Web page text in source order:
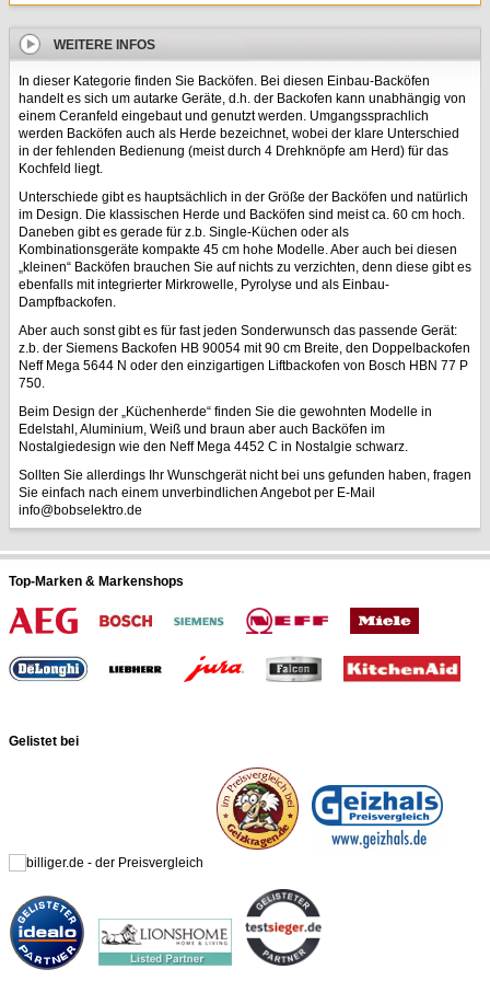
WEITERE INFOS
In dieser Kategorie finden Sie Backöfen. Bei diesen Einbau-Backöfen
handelt es sich um autarke Geräte, d.h. der Backofen kann unabhängig von
einem Ceranfeld eingebaut und genutzt werden. Umgangssprachlich
werden Backöfen auch als Herde bezeichnet, wobei der klare Unterschied
in der fehlenden Bedienung (meist durch 4 Drehknöpfe am Herd) für das
Kochfeld liegt.
Unterschiede gibt es hauptsächlich in der Größe der Backöfen und natürlich
im Design. Die klassischen Herde und Backöfen sind meist ca. 60 cm hoch.
Daneben gibt es gerade für z.b. Single-Küchen oder als
Kombinationsgeräte kompakte 45 cm hohe Modelle. Aber auch bei diesen
„kleinen“ Backöfen brauchen Sie auf nichts zu verzichten, denn diese gibt es
ebenfalls mit integrierter Mirkrowelle, Pyrolyse und als Einbau-
Dampfbackofen.
Aber auch sonst gibt es für fast jeden Sonderwunsch das passende Gerät:
z.b. der Siemens Backofen HB 90054 mit 90 cm Breite, den Doppelbackofen
Neff Mega 5644 N oder den einzigartigen Liftbackofen von Bosch HBN 77 P
750.
Beim Design der „Küchenherde“ finden Sie die gewohnten Modelle in
Edelstahl, Aluminium, Weiß und braun aber auch Backöfen im
Nostalgiedesign wie den Neff Mega 4452 C in Nostalgie schwarz.
Sollten Sie allerdings Ihr Wunschgerät nicht bei uns gefunden haben, fragen
Sie einfach nach einem unverbindlichen Angebot per E-Mail
info@bobselektro.de
Top-Marken & Markenshops
Gelistet bei